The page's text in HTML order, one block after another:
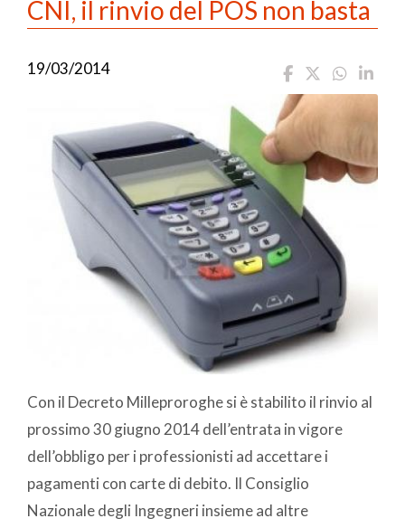
CNI, il rinvio del POS non basta
19/03/2014
Con il Decreto Milleproroghe si è stabilito il rinvio al
prossimo 30 giugno 2014 dell’entrata in vigore
dell’obbligo per i professionisti ad accettare i
pagamenti con carte di debito. Il Consiglio
Nazionale degli Ingegneri insieme ad altre